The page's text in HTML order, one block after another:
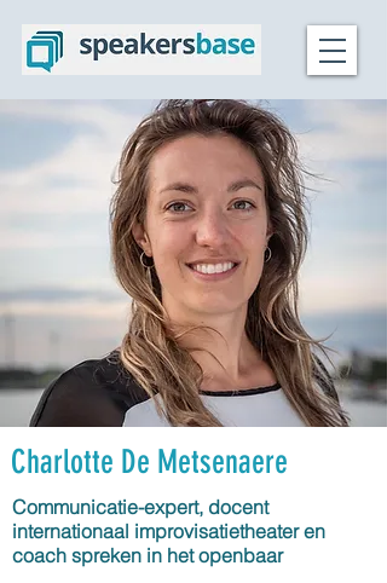
Charlotte De Metsenaere
Communicatie-expert, docent
internationaal improvisatietheater en
coach spreken in het openbaar